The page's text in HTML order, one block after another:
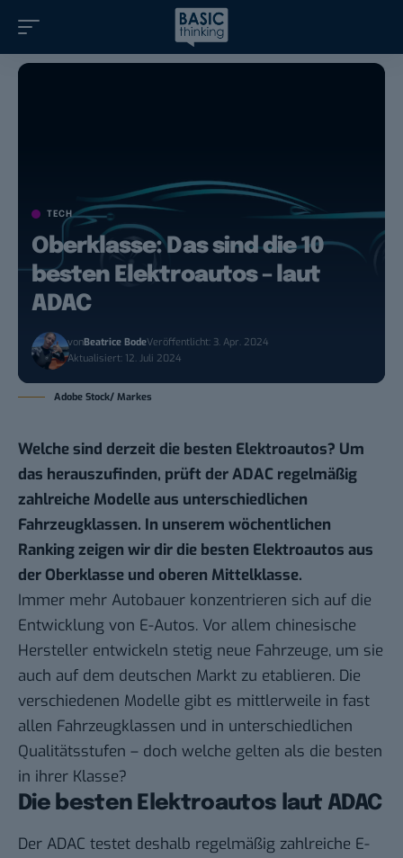
TECH
Oberklasse: Das sind die 10
besten Elektroautos – laut
ADAC
vonBeatrice BodeVeröffentlicht: 3. Apr. 2024
Aktualisiert: 12. Juli 2024
Adobe Stock/ Markes
Welche sind derzeit die besten Elektroautos? Um
das herauszufinden, prüft der ADAC regelmäßig
zahlreiche Modelle aus unterschiedlichen
Fahrzeugklassen. In unserem wöchentlichen
Rankingzeigen wir dir die besten Elektroautos aus
der Oberklasse und oberen Mittelklasse.
Immer mehr Autobauer konzentrieren sich auf die
Entwicklung von E-Autos. Vor allem chinesische
Hersteller entwickeln stetig neue Fahrzeuge, um sie
auch auf dem deutschen Markt zu etablieren. Die
verschiedenen Modelle gibt es mittlerweile in fast
allen Fahrzeugklassen und in unterschiedlichen
Qualitätsstufen – doch welche gelten als die besten
in ihrer Klasse?
Die besten Elektroautos laut ADAC
Der ADAC testet deshalb regelmäßig zahlreiche E-